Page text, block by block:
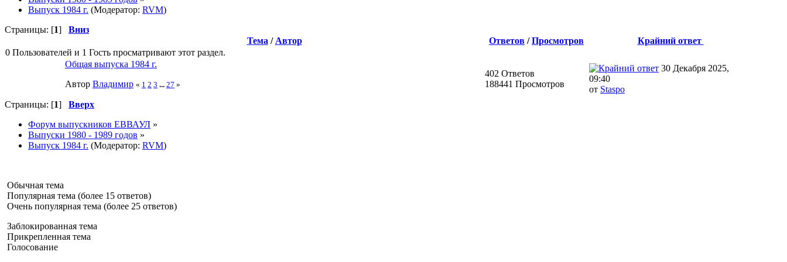
Выпуск 1984 г. (Модератор: RVM)
Страницы: [1] Вниз
Тема / Автор Ответов /Просмотров
Крайний ответ
0 Пользователей и 1 Гость просматривают этот раздел.
Общая выпуска 1984 г.
Автор Влaдимир « 1 2 3 ... 27 »
402 Ответов
188441 Просмотров
30 Декабря 2025,
09:40
от Staspo
Страницы: [1] Вверх
Форум выпускников ЕВВАУЛ »
Выпуски 1980 - 1989 годов »
Выпуск 1984 г. (Модератор: RVM)
Обычная тема
Популярная тема (более 15 ответов)
Очень популярная тема (более 25 ответов)
Заблокированная тема
Прикрепленная тема
Голосование